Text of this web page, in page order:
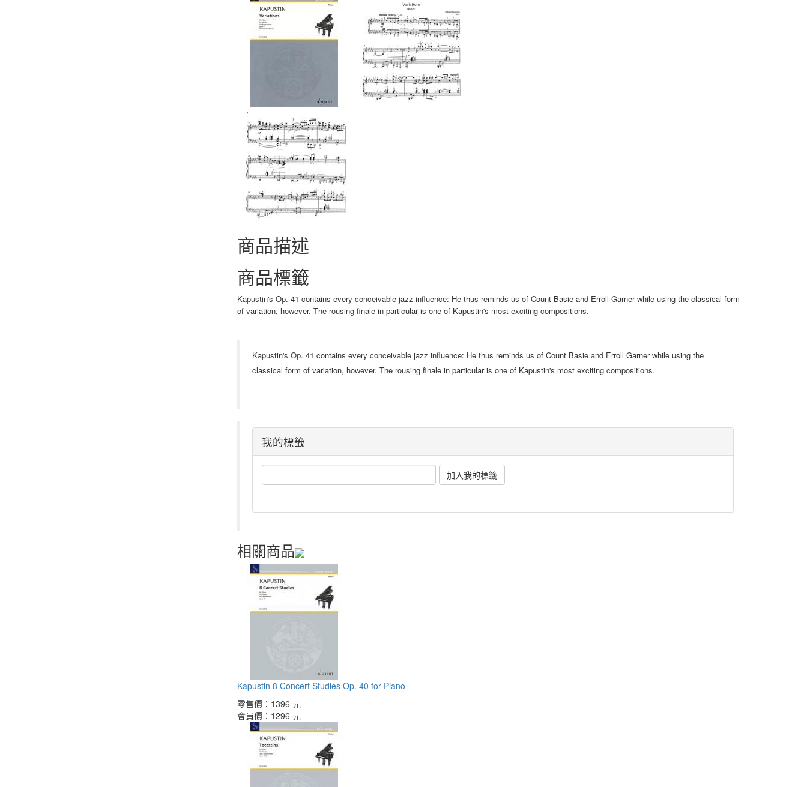
商品描述
商品標籤
Kapustin's Op. 41 contains every conceivable jazz influence: He thus reminds us of Count Basie and Erroll Garner while using the classical form
of variation, however. The rousing finale in particular is one of Kapustin's most exciting compositions.
Kapustin's Op. 41 contains every conceivable jazz influence: He thus reminds us of Count Basie and Erroll Garner while using the
classical form of variation, however. The rousing finale in particular is one of Kapustin's most exciting compositions.
我的標籤
相關商品
Kapustin 8 Concert Studies Op. 40 for Piano
零售價： 1396 元
會員價： 1296 元